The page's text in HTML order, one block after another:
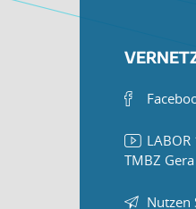
TMBZ Gera
Nutzen